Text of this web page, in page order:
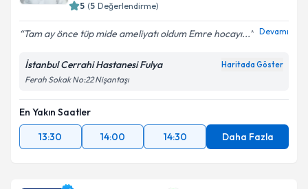
Metni'ni okudum ve kişisel verilerimin belirtilen
kapsamda işlenmesini kabul ediyorum.
Takvim Talebini Gönder
5 (5 Değerlendirme)
Tam ay önce tüp mide ameliyatı oldum Emre hocayı... Devamı
İstanbul Cerrahi Hastanesi Fulya Haritada Göster
Ferah Sokak No:22 Nişantaşı
En Yakın Saatler
13:30
14:00 14:30 Daha Fazla